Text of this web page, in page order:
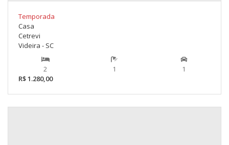
Temporada
Casa
Cetrevi
Videira - SC
2 1
1
R$ 1.280,00